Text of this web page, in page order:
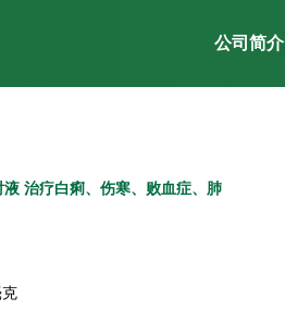
公司简介
治疗白痢、伤寒、败血症、肺
克